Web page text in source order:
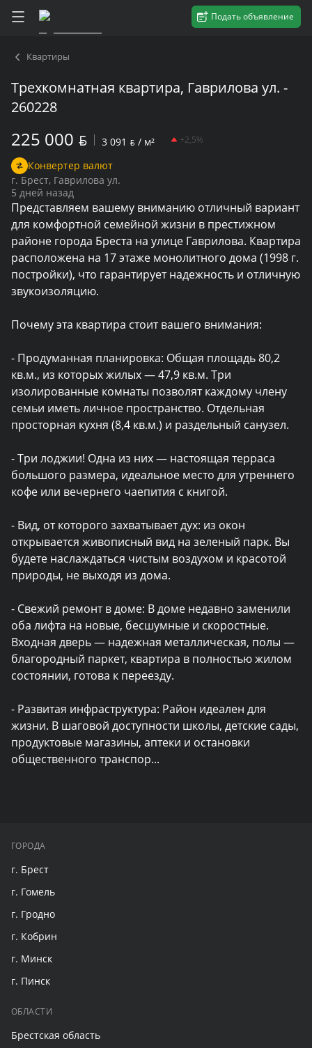
Подать объявление
Квартиры
Трехкомнатная квартира, Гаврилова ул. -
260228
225 000 BYN 3 091 BYN / м² +2,5%
Конвертер валют
г. Брест, Гаврилова ул.
5 дней назад
Представляем вашему вниманию отличный вариант
для комфортной семейной жизни в престижном
районе города Бреста на улице Гаврилова. Квартира
расположена на 17 этаже монолитного дома (1998 г.
постройки), что гарантирует надежность и отличную
звукоизоляцию.
Почему эта квартира стоит вашего внимания:
- Продуманная планировка: Общая площадь 80,2
кв.м., из которых жилых — 47,9 кв.м. Три
изолированные комнаты позволят каждому члену
семьи иметь личное пространство. Отдельная
просторная кухня (8,4 кв.м.) и раздельный санузел.
- Три лоджии! Одна из них — настоящая терраса
большого размера, идеальное место для утреннего
кофе или вечернего чаепития с книгой.
- Вид, от которого захватывает дух: из окон
открывается живописный вид на зеленый парк. Вы
будете наслаждаться чистым воздухом и красотой
природы, не выходя из дома.
- Свежий ремонт в доме: В доме недавно заменили
оба лифта на новые, бесшумные и скоростные.
Входная дверь — надежная металлическая, полы —
благородный паркет, квартира в полностью жилом
состоянии, готова к переезду.
- Развитая инфраструктура: Район идеален для
жизни. В шаговой доступности школы, детские сады,
продуктовые магазины, аптеки и остановки
общественного транспор...
ГОРОДА
г. Брест
г. Гомель
г. Гродно
г. Кобрин
г. Минск
г. Пинск
ОБЛАСТИ
Брестская область